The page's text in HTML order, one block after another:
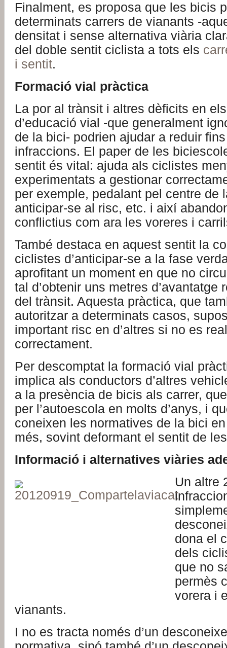
Finalment, es proposa que les bicis
determinats carrers de vianants -
densitat i sense alternativa viària
del doble sentit ciclista a tots els
i sentit.
Formació vial pràctica
La por al trànsit i altres dèficits en
d’educació vial -que generalment
de la bici- podrien ajudar a reduir
infraccions. El paper de les
sentit és vital: ajuda als ciclistes
experimentats a gestionar
per exemple, pedalant pel centre de
anticipar-se al risc, etc. i així
conflictius com ara les voreres i
També destaca en aquest sentit la
ciclistes d’anticipar-se a la fase
aprofitant un moment en que no
tal d’obtenir uns metres d’avantatge
del trànsit. Aquesta pràctica, que
autoritzar a determinats casos,
important risc en d’altres si no es
correctament.
Per descomptat la formació vial
implica als conductors d’altres
a la presència de bicis als carrer,
per l’autoescola en molts d’anys, i
coneixen les normatives de la bici
més, sovint deformant el sentit de
Informació i alternatives viàries
Un altre
dona el
dels
que no
permès
vorera i
vianants.
I no es tracta només d’un